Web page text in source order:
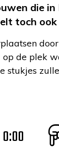
die in
toch ook
op de plek
stukjes